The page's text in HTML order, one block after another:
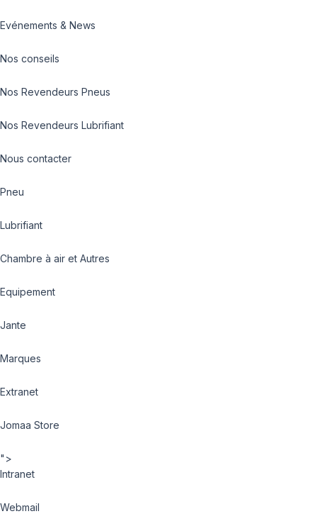
Evénements & News
Nos conseils
Nos Revendeurs Pneus
Nos Revendeurs Lubrifiant
Nous contacter
Pneu
Lubrifiant
Chambre à air et Autres
Equipement
Jante
Marques
Extranet
Jomaa Store
">
Intranet
Webmail